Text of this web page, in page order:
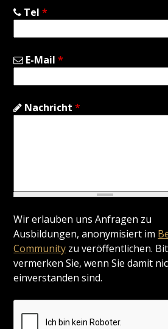
Tel*
E-Mail*
Nachricht*
Wir erlauben uns Anfragen zu
Ausbildungen, anonymisiert im
Community zu veröffentlichen.
vermerken Sie, wenn Sie damit
einverstanden sind.